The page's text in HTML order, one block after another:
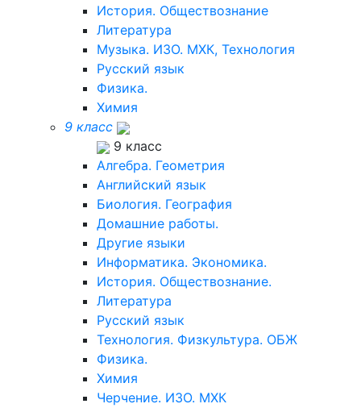
История. Обществознание
Литература
Музыка. ИЗО. МХК, Технология
Русский язык
Физика.
Химия
9 класс
9 класс
Алгебра. Геометрия
Английский язык
Биология. География
Домашние работы.
Другие языки
Информатика. Экономика.
История. Обществознание.
Литература
Русский язык
Технология. Физкультура. ОБЖ
Физика.
Химия
Черчение. ИЗО. МХК